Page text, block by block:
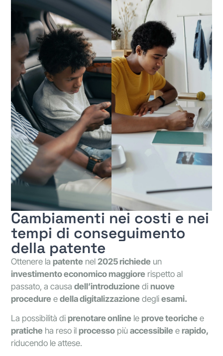
Cambiamenti nei costi e nei
tempi di conseguimento
della patente
Ottenere lapatente nel2025 richiede un
investimento economico maggiore rispetto al
passato, a causadell’introduzione dinuove
procedure edella digitalizzazione degliesami.
La possibilità diprenotare online leprove teoriche e
pratiche ha reso ilprocesso piùaccessibile erapido,
riducendo le attese.